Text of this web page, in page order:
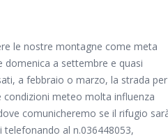
le nostre montagne come meta
a settembre e quasi
a febbraio o marzo, la strada per
condizioni meteo molta influenza
comunicheremo se il rifugio
al n.036448053,